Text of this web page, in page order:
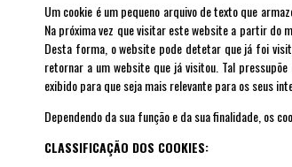
Um cookie é um pequeno arquivo de texto que
Na próxima vez que visitar este website a partir do
Desta forma, o website pode detetar que já foi
retornar a um website que já visitou. Tal
exibido para que seja mais relevante para os seus
Dependendo da sua função e da sua finalidade, os
CLASSIFICAÇÃO DOS COOKIES: